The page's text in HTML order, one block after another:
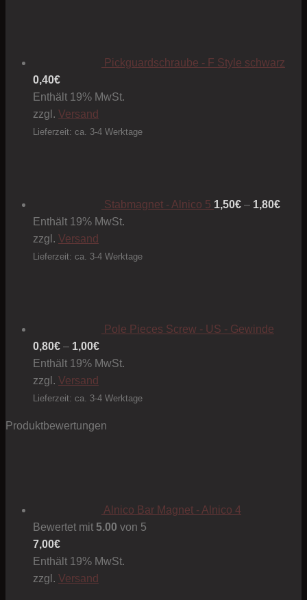
Pickguardschraube - F Style schwarz
0,40€
Enthält 19% MwSt.
zzgl. Versand
Lieferzeit: ca. 3-4 Werktage
Stabmagnet - Alnico 5 1,50€ – 1,80€1,80€
Enthält 19% MwSt.
zzgl. Versand
Lieferzeit: ca. 3-4 Werktage
Pole Pieces Screw - US - Gewinde
0,80€ – 1,00€Preisspanne:
0,80€
1,00€
Enthält 19% MwSt.
zzgl. Versand
Lieferzeit: ca. 3-4 Werktage
Produktbewertungen
Alnico Bar Magnet - Alnico 4
Bewertet mit 5.00 von 5
7,00€
Enthält 19% MwSt.
zzgl. Versand